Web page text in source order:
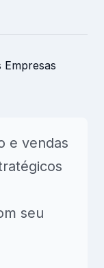
e vendas
seu